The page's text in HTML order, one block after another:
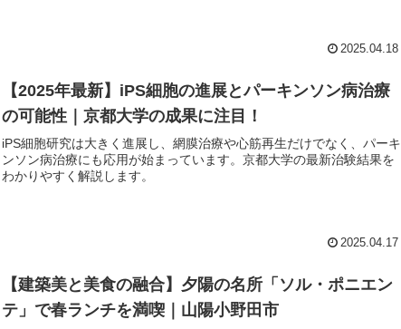
2025.04.18
【2025年最新】iPS細胞の進展とパーキンソン病治療
の可能性｜京都大学の成果に注目！
iPS細胞研究は大きく進展し、網膜治療や心筋再生だけでなく、パーキ
ンソン病治療にも応用が始まっています。京都大学の最新治験結果を
わかりやすく解説します。
2025.04.17
【建築美と美食の融合】夕陽の名所「ソル・ポニエン
テ」で春ランチを満喫｜山陽小野田市